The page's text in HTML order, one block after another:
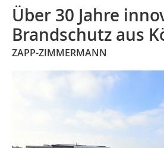
Über 30 Jahre
Brandschutz aus
ZAPP-ZIMMERMANN